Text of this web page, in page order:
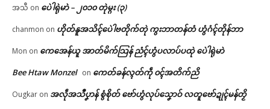
အသီ on ပေဲါရုဲမာဲ – ၂၀၁၀ တုဲမ္ဂး (၃)
chanmon on ဟိုတ်နူအသိၚ်ပေဲါဗတိုက်တုဲ ကွးဘာတန်တံ ဟွံဂံၚ်တိုန်ဘာ
Mon on ကေအေန်ယူ အာတ်မိက်သြန် ညံၚ်ဟွံပလာပ်ပထုဲ ပေဲါရုဲမာဲ
Bee Htaw Monzel on ကေတ်ခန်လ္ၚတ်ကဵု ၀ၚ်အတိက်ညိ
Ougkar on အလဵုအသဳပၞာန် စွံစိုတ် ဗော်ဟွံလုပ်သၞောဝ် လတူဗော်ဍုၚ်မန်တၟိ